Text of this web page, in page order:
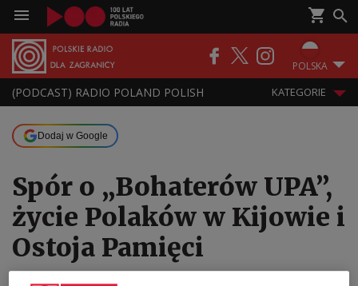
POLSKA
(PODCAST) RADIO POLAND POLISH KATEGORIE
Dodaj w Google
Spór o „Bohaterów UPA”,
życie Polaków w Kijowie i
Ostoja Pamięci